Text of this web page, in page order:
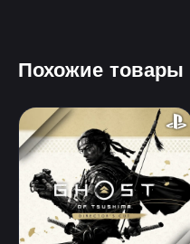
Похожие товары